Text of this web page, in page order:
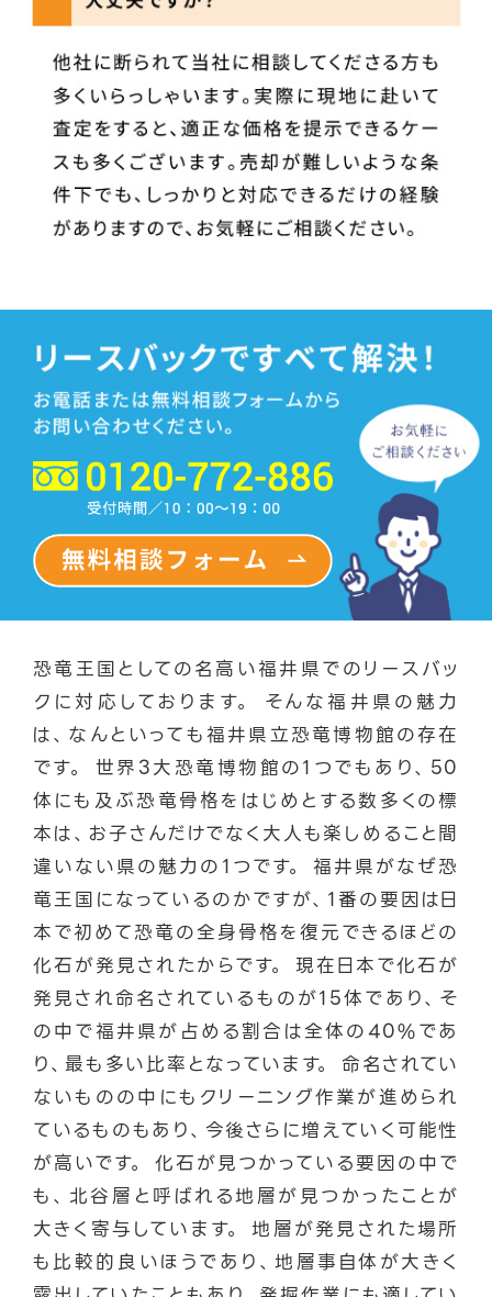
恐竜王国としての名高い福井県でのリースバッ
クに対応しております。 そんな福井県の魅力
は、なんといっても福井県立恐竜博物館の存在
です。 世界3大恐竜博物館の1つでもあり、50
体にも及ぶ恐竜骨格をはじめとする数多くの標
本は、お子さんだけでなく大人も楽しめること間
違いない県の魅力の1つです。 福井県がなぜ恐
竜王国になっているのかですが、1番の要因は日
本で初めて恐竜の全身骨格を復元できるほどの
化石が発見されたからです。 現在日本で化石が
発見され命名されているものが15体であり、そ
の中で福井県が占める割合は全体の40%であ
り、最も多い比率となっています。 命名されてい
ないものの中にもクリーニング作業が進められ
ているものもあり、今後さらに増えていく可能性
が高いです。 化石が見つかっている要因の中で
も、北谷層と呼ばれる地層が見つかったことが
大きく寄与しています。 地層が発見された場所
も比較的良いほうであり、地層事自体が大きく